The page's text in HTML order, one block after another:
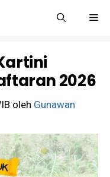
2026
oleh Gunawan